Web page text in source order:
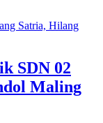
SDN 02
Maling